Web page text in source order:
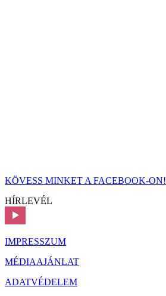
KÖVESS MINKET A FACEBOOK-ON!
HÍRLEVÉL
IMPRESSZUM
MÉDIAAJÁNLAT
ADATVÉDELEM